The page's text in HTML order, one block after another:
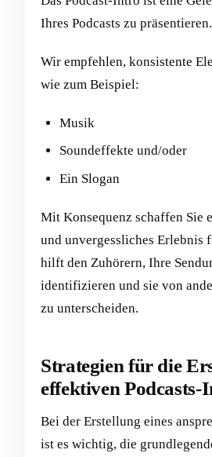
Ihres Podcasts zu präsentieren.
Wir empfehlen, konsistente
wie zum Beispiel:
Musik
Soundeffekte und/oder
Ein Slogan
Mit Konsequenz schaffen Sie
und unvergessliches Erlebnis
hilft den Zuhörern, Ihre
identifizieren und sie von
zu unterscheiden.
Strategien für die
effektiven Podcasts-
Bei der Erstellung eines
ist es wichtig, die